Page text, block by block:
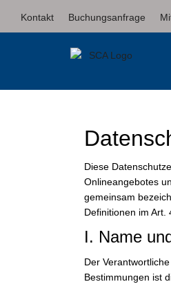
Kontakt Buchungsanfrage
Diese
Onlineangebotes
gemeinsam
Definitionen im Art.
I. Name
Der
Bestimmungen ist